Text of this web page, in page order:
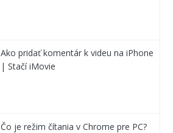
Ako pridať komentár k videu na iPhone
| Stačí iMovie
Čo je režim čítania v Chrome pre PC?